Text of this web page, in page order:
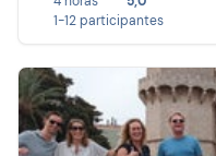
1-12 participantes